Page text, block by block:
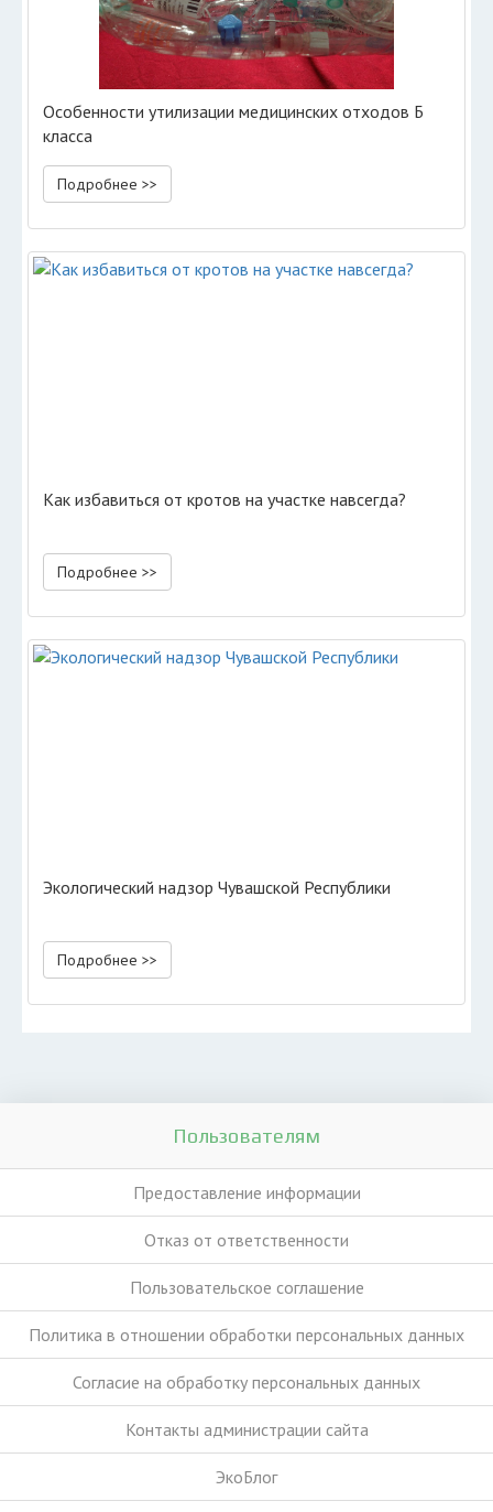
Особенности утилизации медицинских отходов Б
класса
Подробнее >>
Как избавиться от кротов на участке навсегда?
Подробнее >>
Экологический надзор Чувашской Республики
Подробнее >>
Пользователям
Предоставление информации
Отказ от ответственности
Пользовательское соглашение
Политика в отношении обработки персональных данных
Согласие на обработку персональных данных
Контакты администрации сайта
ЭкоБлог